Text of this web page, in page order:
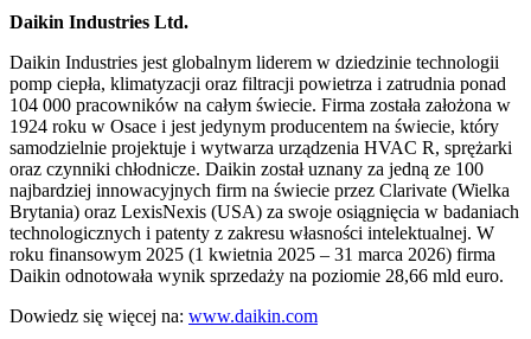
Daikin Industries Ltd.
Daikin Industries jest globalnym liderem w dziedzinie technologii
pomp ciepła, klimatyzacji oraz filtracji powietrza i zatrudnia ponad
104 000 pracowników na całym świecie. Firma została założona w
1924 roku w Osace i jest jedynym producentem na świecie, który
samodzielnie projektuje i wytwarza urządzenia HVAC R, sprężarki
oraz czynniki chłodnicze. Daikin został uznany za jedną ze 100
najbardziej innowacyjnych firm na świecie przez Clarivate (Wielka
Brytania) oraz LexisNexis (USA) za swoje osiągnięcia w badaniach
technologicznych i patenty z zakresu własności intelektualnej. W
roku finansowym 2025 (1 kwietnia 2025 – 31 marca 2026) firma
Daikin odnotowała wynik sprzedaży na poziomie 28,66 mld euro.
Dowiedz się więcej na: www.daikin.com